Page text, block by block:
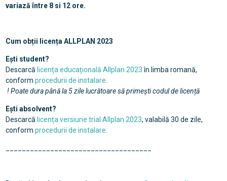
variază între 8 si 12 ore.
Cum obții licența ALLPLAN 2023
Ești student?
Descarcă licența educațională Allplan 2023în limba romană,
conform procedurii de instalare
! Poate dura până la 5 zile lucrătoare să primești codul de licență
Ești absolvent?
Descarcă licența versiune trial Allplan 2023, valabilă 30 de zile,
conform procedurii de instalare